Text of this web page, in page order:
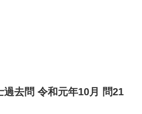
過去問 令和元年10月 問21